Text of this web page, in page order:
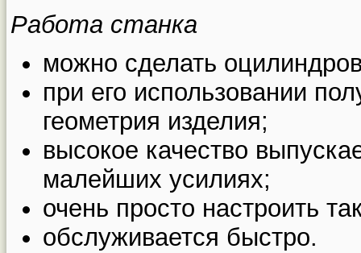
Работа станка
можно сделать
при его использовании
геометрия изделия;
высокое качество
малейших усилиях;
очень просто настроить
обслуживается быстро.